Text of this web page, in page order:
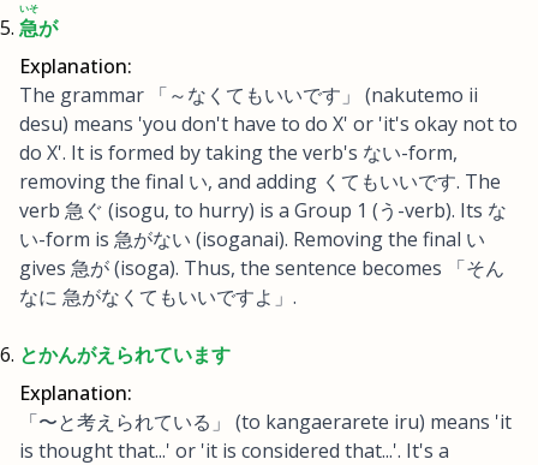
急
いそ
が
Explanation:
The grammar 「～なくてもいいです」 (nakutemo ii
desu) means 'you don't have to do X' or 'it's okay not to
do X'. It is formed by taking the verb's ない-form,
removing the final い, and adding くてもいいです. The
verb 急ぐ (isogu, to hurry) is a Group 1 (う-verb). Its な
い-form is 急がない (isoganai). Removing the final い
gives 急が (isoga). Thus, the sentence becomes 「そん
なに 急がなくてもいいですよ」.
とかんがえられています
Explanation:
「〜と考えられている」 (to kangaerarete iru) means 'it
is thought that...' or 'it is considered that...'. It's a